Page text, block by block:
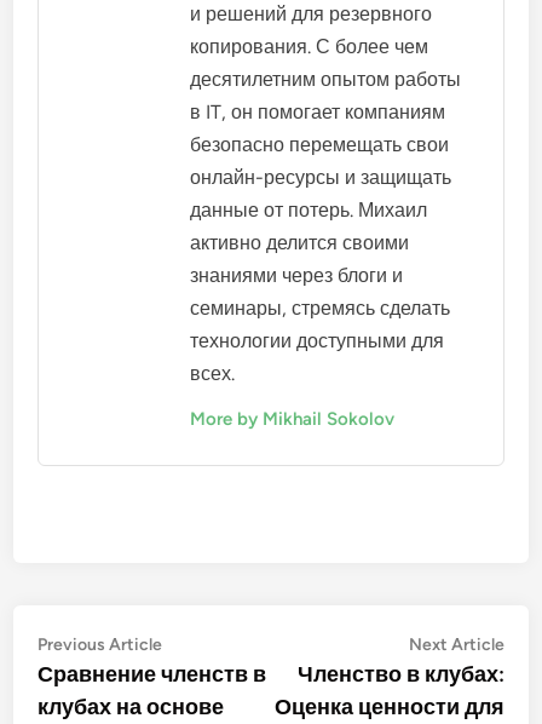
и решений для резервного
копирования. С более чем
десятилетним опытом работы
в IT, он помогает компаниям
безопасно перемещать свои
онлайн-ресурсы и защищать
данные от потерь. Михаил
активно делится своими
знаниями через блоги и
семинары, стремясь сделать
технологии доступными для
всех.
More by Mikhail Sokolov
Post
navigation
Previous ArticlePrevious
article:
Сравнение членств в
клубах на основе
Next Article
Членство в клубах:
Оценка ценности для